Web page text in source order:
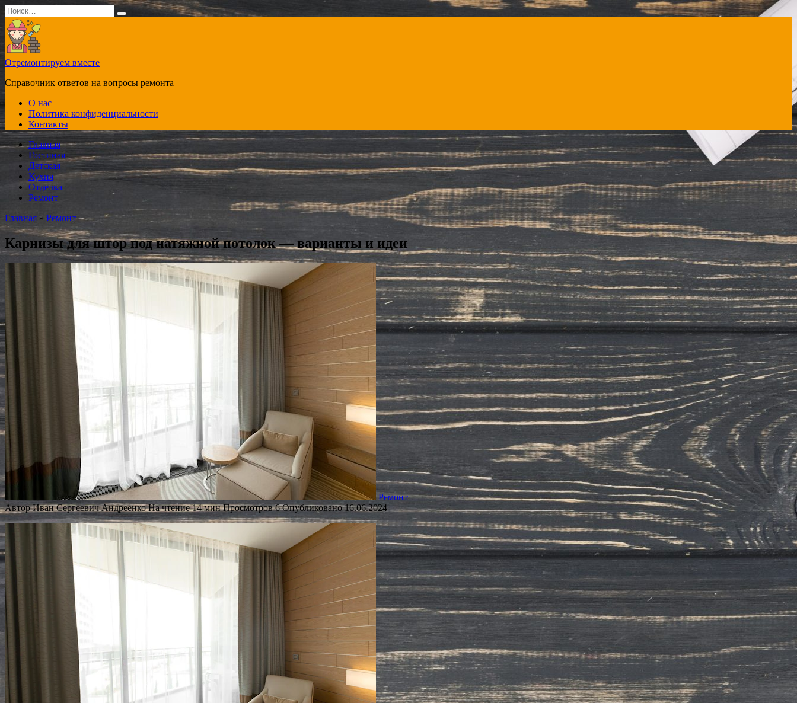
Перейти
к
содержанию
Search
for:
Отремонтируем вместе
Справочник ответов на вопросы ремонта
О нас
Политика конфиденциальности
Контакты
Главная
Гостиная
Детская
Кухня
Отделка
Ремонт
Главная » Ремонт
Карнизы для штор под натяжной потолок — варианты и идеи
Ремонт
Автор Иван Сергеевич Андреенко На чтение14 мин Просмотров 6 Опубликовано 16.06.2024